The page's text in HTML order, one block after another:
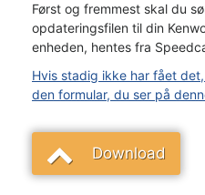
Først og fremmest skal du
opdateringsfilen til din
enheden, hentes fra
Hvis stadig ikke har fået
den formular, du ser på
Download